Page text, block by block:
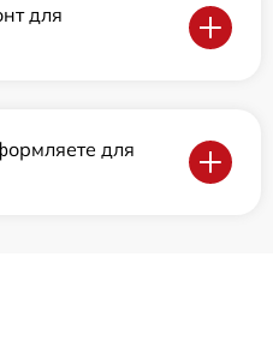
для
для